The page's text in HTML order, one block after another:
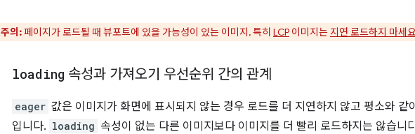
주의:페이지가 로드될 때 뷰포트에 있을 가능성이 있는 이미지, 특히 LCP 이미지는지연 로드하지 마세요
loading 속성과 가져오기 우선순위 간의 관계
eager 값은 이미지가 화면에 표시되지 않는 경우 로드를 더 지연하지 않고 평소와 같
입니다. loading 속성이 없는 다른 이미지보다 이미지를 더 빨리 로드하지는 않습니